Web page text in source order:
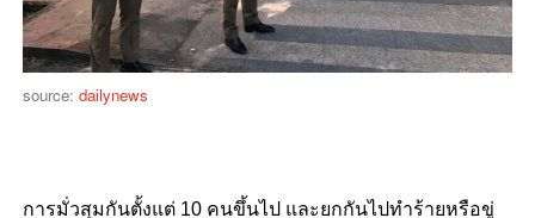
source: dailynews
การมั่วสุมกันตั้งแต่ 10 คนขึ้นไป และยกกันไปทำร้ายหรือขู่